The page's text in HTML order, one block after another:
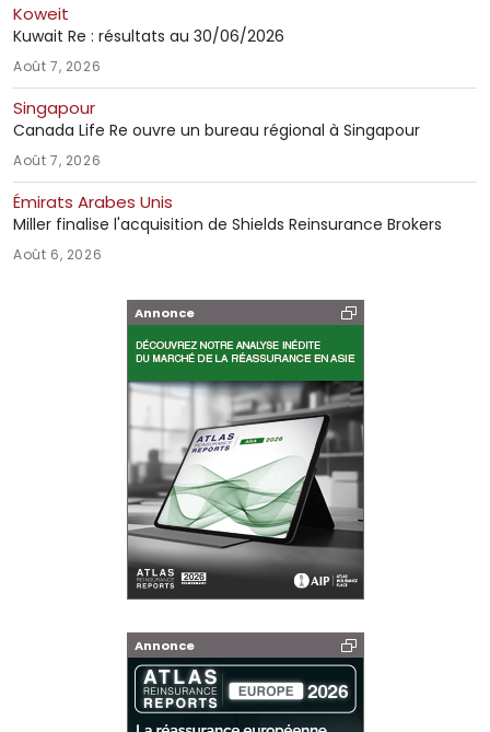
Koweit
Kuwait Re : résultats au 30/06/2026
Août 7, 2026
Singapour
Canada Life Re ouvre un bureau régional à Singapour
Août 7, 2026
Émirats Arabes Unis
Miller finalise l'acquisition de Shields Reinsurance Brokers
Août 6, 2026
Annonce
Annonce